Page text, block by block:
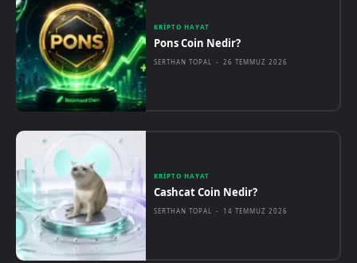
KRIPTO HAYAT
Pons Coin Nedir?
SERTHAN TOPAL - 26 TEMMUZ 2026
KRIPTO HAYAT
Cashcat Coin Nedir?
SERTHAN TOPAL - 14 TEMMUZ 2026